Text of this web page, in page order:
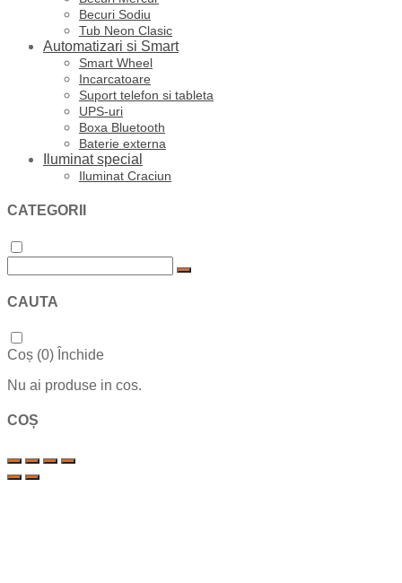
Becuri Sodiu
Tub Neon Clasic
Automatizari si Smart
Smart Wheel
Incarcatoare
Suport telefon si tableta
UPS-uri
Boxa Bluetooth
Baterie externa
Iluminat special
Iluminat Craciun
CATEGORII
CAUTA
Coș (0) Închide
Nu ai produse in cos.
COȘ